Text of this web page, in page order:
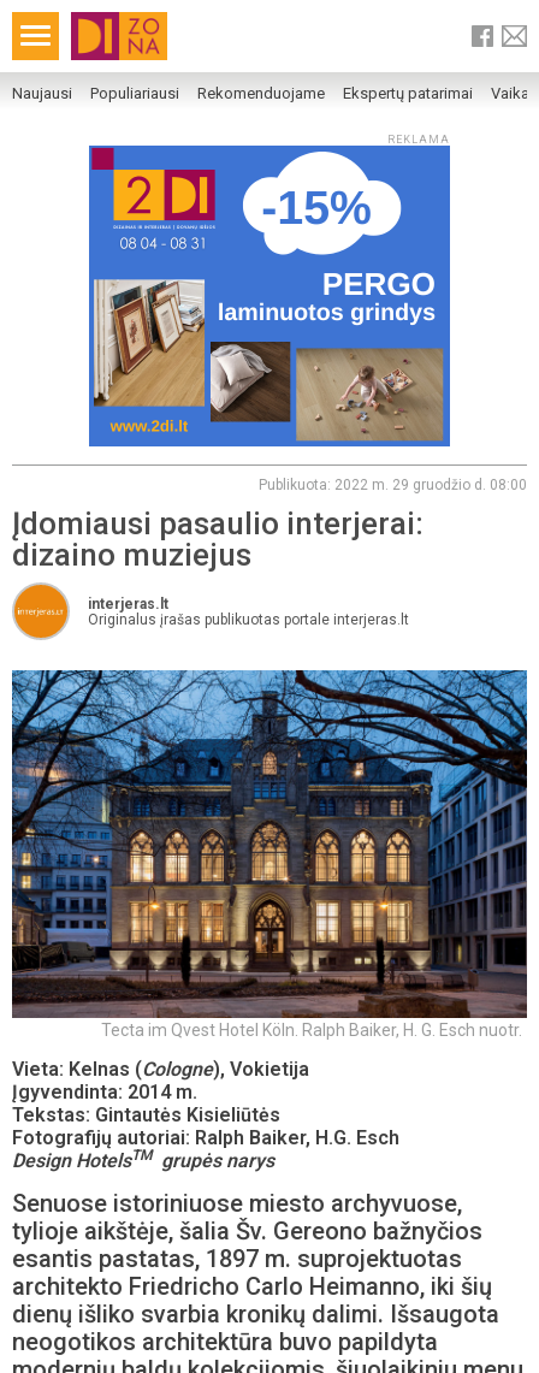
Naujausi Populiariausi Rekomenduojame Ekspertų patarimai
REKLAMA
Publikuota: 2022 m. 29 gruodžio d. 08:00
Įdomiausi pasaulio interjerai:
dizaino muziejus
interjeras.lt
Originalus įrašas publikuotas portale interjeras.lt
Tecta im Qvest Hotel Köln. Ralph Baiker, H. G. Esch nuotr.
Vieta: Kelnas (Cologne), Vokietija
Įgyvendinta: 2014 m.
Tekstas: Gintautės Kisieliūtės
Fotografijų autoriai: Ralph Baiker, H.G. Esch
Design HotelsTM grupės narys
Senuose istoriniuose miesto archyvuose,
tylioje aikštėje, šalia Šv. Gereono bažnyčios
esantis pastatas, 1897 m. suprojektuotas
architekto Friedricho Carlo Heimanno, iki šių
dienų išliko svarbia kronikų dalimi. Išsaugota
neogotikos architektūra buvo papildyta